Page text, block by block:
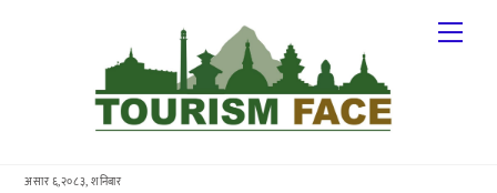
असार ६,२०८३, शनिबार